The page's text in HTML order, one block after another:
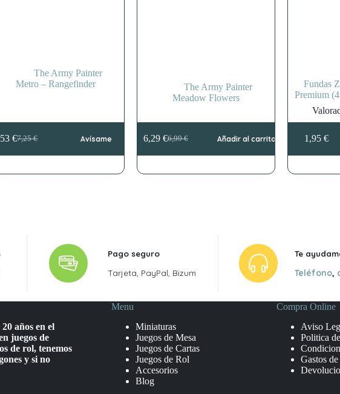
The Army Painter
Metro – Rangefinder
7,25€
El
precio
era:
€El
precio
es:
Avísame
The Army Painter
Meadow Flowers
6,99€
El
precio
era:
6,29€El
precio
es:
Añadir al carrito
Fundas
Premium
1,95 €
Pago seguro
Tarjeta, PayPal, Bizum
Te
Teléfono,
años en el
juegos de
de rol, tenemos
y si no
Menu
Miniaturas
Juegos de Mesa
Juegos de Cartas
Juegos de Rol
Accesorios
Blog
Compra Online
Aviso
Politica
Gastos